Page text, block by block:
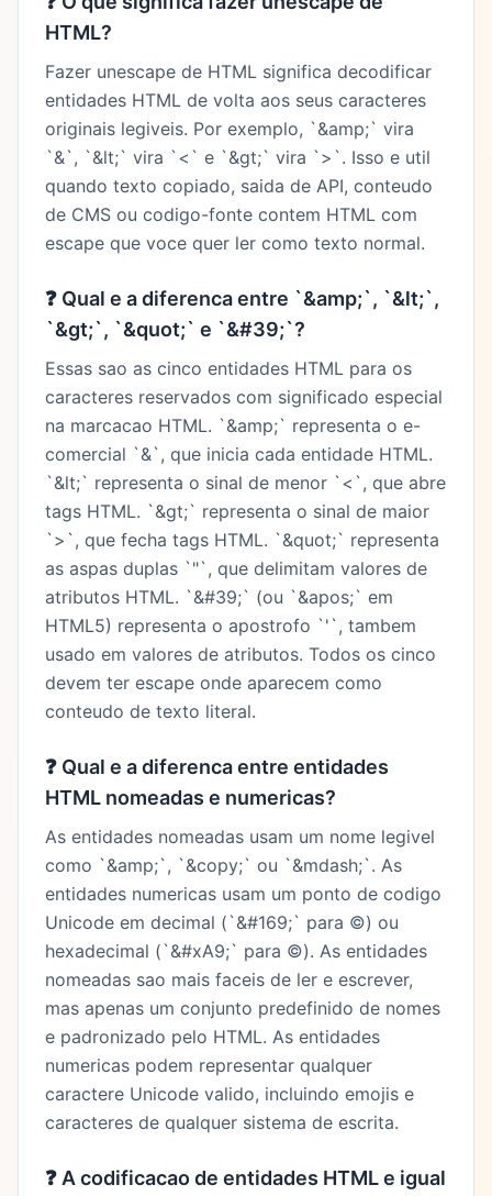
HTML?
Fazer unescape de HTML significa decodificar
entidades HTML de volta aos seus caracteres
originais legiveis. Por exemplo, `&amp;` vira
`&`, `&lt;` vira `<` e `&gt;` vira `>`. Isso e util
quando texto copiado, saida de API, conteudo
de CMS ou codigo-fonte contem HTML com
escape que voce quer ler como texto normal.
❓ Qual e a diferenca entre `&amp;`, `&lt;`,
`&gt;`, `&quot;` e `&#39;`?
Essas sao as cinco entidades HTML para os
caracteres reservados com significado especial
na marcacao HTML. `&amp;` representa o e-
comercial `&`, que inicia cada entidade HTML.
`&lt;` representa o sinal de menor `<`, que abre
tags HTML. `&gt;` representa o sinal de maior
`>`, que fecha tags HTML. `&quot;` representa
as aspas duplas `"`, que delimitam valores de
atributos HTML. `&#39;` (ou `&apos;` em
HTML5) representa o apostrofo `'`, tambem
usado em valores de atributos. Todos os cinco
devem ter escape onde aparecem como
conteudo de texto literal.
❓ Qual e a diferenca entre entidades
HTML nomeadas e numericas?
As entidades nomeadas usam um nome legivel
como `&amp;`, `&copy;` ou `&mdash;`. As
entidades numericas usam um ponto de codigo
Unicode em decimal (`&#169;` para ©) ou
hexadecimal (`&#xA9;` para ©). As entidades
nomeadas sao mais faceis de ler e escrever,
mas apenas um conjunto predefinido de nomes
e padronizado pelo HTML. As entidades
numericas podem representar qualquer
caractere Unicode valido, incluindo emojis e
caracteres de qualquer sistema de escrita.
❓ A codificacao de entidades HTML e igual